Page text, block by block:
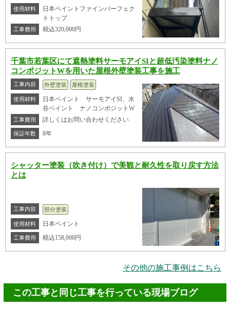
使用材料
日本ペイントファインパーフェク
トトップ
工事費用 税込320,000円
千葉市若葉区にて遮熱塗料サーモアイSIと超低汚染塗料ナノ
コンポジットWを用いた屋根外壁塗装工事を施工
工事内容 外壁塗装 屋根塗装
使用材料
日本ペイント サーモアイSI、水
谷ペイント ナノコンポジットW
工事費用 詳しくはお問い合わせください
保証年数 8年
シャッター塗装（吹き付け）で美観と耐久性を取り戻す方法
とは
工事内容 部分塗装
使用材料 日本ペイント
工事費用 税込158,000円
その他の施工事例はこちら
この工事と同じ工事を行っている現場ブログ